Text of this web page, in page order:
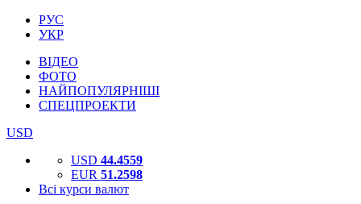
РУС
УКР
ВІДЕО
ФОТО
НАЙПОПУЛЯРНІШІ
СПЕЦПРОЕКТИ
USD
USD 44.4559
EUR 51.2598
Всі курси валют